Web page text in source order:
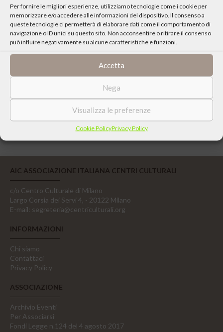
Per fornire le migliori esperienze, utilizziamo tecnologie come i cookie per
memorizzare e/o accedere alle informazioni del dispositivo. Il consenso a
queste tecnologie ci permetterà di elaborare dati come il comportamento di
navigazione o ID unici su questo sito. Non acconsentire o ritirare il consenso
può influire negativamente su alcune caratteristiche e funzioni.
Accetta
Nega
Visualizza le preferenze
Cookie PolicyPrivacy Policy
Condividi:
AIC ASSOCIAZIONE ITALIANA CENTRI CULTURALI
c/o Centro Culturale di Milano
Largo Corsia dei Servi 4, - 20122 Milano
E-mail: segreteria@centriculturali.org
INFORMAZIONI
Chi siamo
Contattaci
Privacy Policy
ASSOCIAZIONE
Archivio Eventi
Per Associarsi
Fondi Legge n.124 del 4 agosto 2017